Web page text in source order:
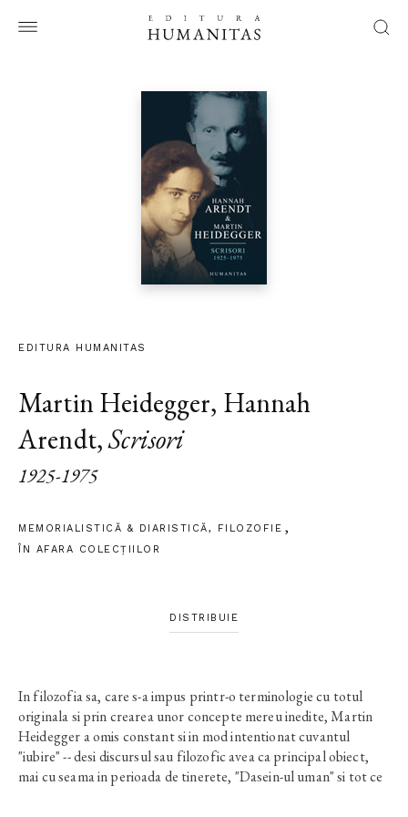
EDITURA HUMANITAS
Martin Heidegger, Hannah
Arendt,Scrisori
1925-1975
MEMORIALISTICĂ & DIARISTICĂ,
FILOZOFIE
ÎN AFARA COLECŢIILOR
DISTRIBUIE
In filozofia sa, care s-a impus printr-o terminologie cu totul
originala si prin crearea unor concepte mereu inedite, Martin
Heidegger a omis constant si in mod intentionat cuvantul
"iubire" -- desi discursul sau filozofic avea ca principal obiect,
mai cu seama in perioada de tinerete, "Dasein-ul uman" si tot ce